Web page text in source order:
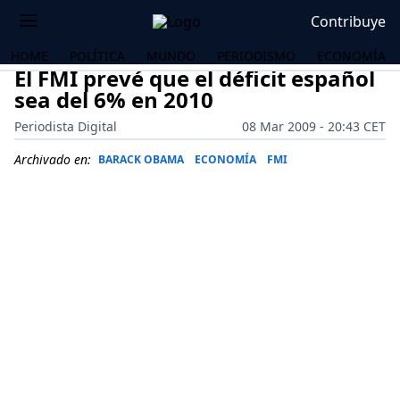
Contribuye
HOME POLÍTICA MUNDO PERIODISMO ECONOMÍA
El FMI prevé que el déficit español
sea del 6% en 2010
Periodista Digital
08 Mar 2009 - 20:43 CET
Archivado en: BARACK OBAMA ECONOMÍA FMI